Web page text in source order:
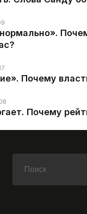
Почему
Почему